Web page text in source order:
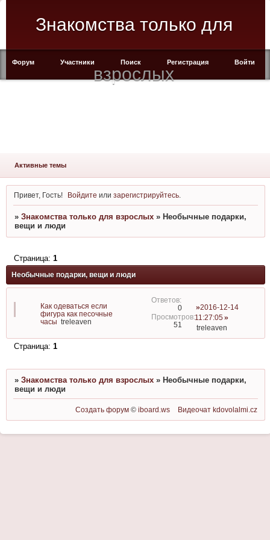
Знакомства только для
взрослых
Форум Участники Поиск Регистрация Войти
Активные темы
Привет, Гость! Войдите илизарегистрируйтесь
» Знакомства только для взрослых » Необычные подарки,
вещи и люди
Необычные подарки, вещи и люди
Страница: 1
Как одеваться если
фигура как песочные
часы treleaven
0
51
2016-12-14
11:27:05
treleaven
Страница: 1
» Знакомства только для взрослых » Необычные подарки,
вещи и люди
Создать форум ©iboard.ws Видеочат kdovolalmi.cz